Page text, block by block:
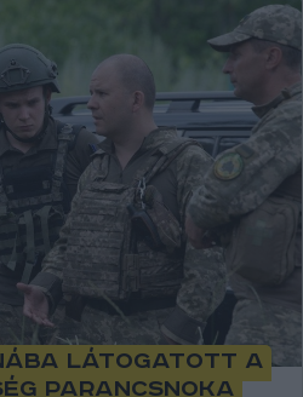
látogatott a
parancsnoka